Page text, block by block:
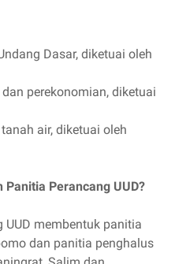
Dasar, diketuai oleh
perekonomian, diketuai
air, diketuai oleh
Perancang UUD?
UUD membentuk panitia
dan panitia penghalus